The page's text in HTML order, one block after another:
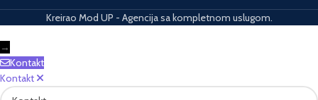
Kreirao Mod UP - Agencija sa kompletnom uslugom.
→
Kontakt
Kontakt
Kontakt